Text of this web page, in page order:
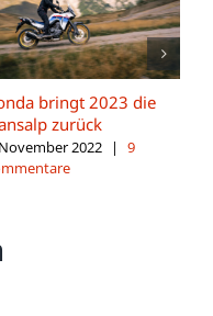
bringt 2023 die
zurück
2022 |
9